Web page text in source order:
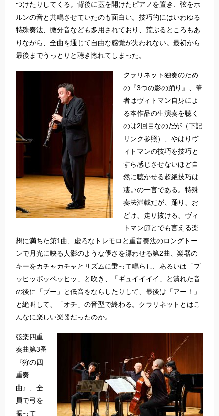
つけたりしてくる。背後に蓋を開けたピアノを置き、弦をホ
ルンの音と共鳴させていたのも面白い。技巧的にはいわゆる
特殊奏法、微分音なども多用されており、荒ぶるところもあ
りながら、全曲を通じて自由な感覚が失われない。最初から
最後までうっとりと聴き惚れてしまった。
クラリネット独奏のため
の『3つの影の踊り』、筆
者はヴィトマン自身によ
る本作品の生演奏を聴く
のは2回目なのだが（下記
リンク参照）、やはりヴ
ィトマンの技巧を技巧と
すら感じさせないほど自
然に聴かせる超絶技巧は
凄いの一言である。特殊
奏法満載だが、踊り、お
どけ、走り抜ける、ヴィ
トマン節とでも言える楽
想に満ちた第1曲、虚ろなトレモロと重音奏法のロングトー
ンで月光に映る人影のような儚さを漂わせる第2曲、楽器の
キーをカチャカチャとリズムに乗って鳴らし、あるいは「プ
ッピッポッペッピッ」と吹き、「ギュイイイイ」と潰れた音
の後に「ブー」と低音をならしたりして、最後は「アー！」
と絶叫して、「オチ」の音型で終わる。クラリネットとはこ
んなに楽しい楽器だったのか。
弦楽四重
奏曲第3番
『狩の四
重奏
曲』、全
員で弓を
振って